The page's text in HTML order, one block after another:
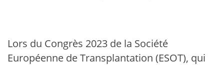
Lors du Congrès 2023 de la Société
Européenne de Transplantation (ESOT), qui